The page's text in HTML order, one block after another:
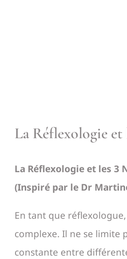
La Réflexologie et
La Réflexologie et les 3
(Inspiré par le Dr
En tant que
complexe. Il ne se limite
constante entre